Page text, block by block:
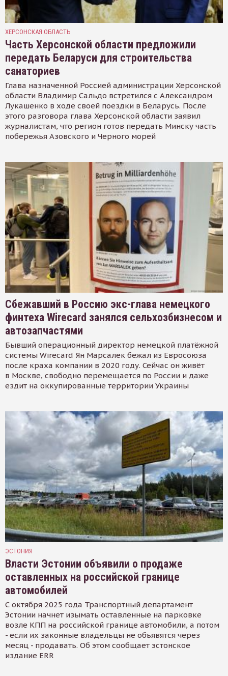
ХЕРСОНСКАЯ ОБЛАСТЬ
Часть Херсонской области предложили
передать Беларуси для строительства
санаториев
Глава назначенной Россией администрации Херсонской
области Владимир Сальдо встретился с Александром
Лукашенко в ходе своей поездки в Беларусь. После
этого разговора глава Херсонской области заявил
журналистам, что регион готов передать Минску часть
побережья Азовского и Черного морей
Сбежавший в Россию экс-глава немецкого
финтеха Wirecard занялся сельхозбизнесом и
автозапчастями
Бывший операционный директор немецкой платёжной
системы Wirecard Ян Марсалек бежал из Евросоюза
после краха компании в 2020 году. Сейчас он живёт
в Москве, свободно перемещается по России и даже
ездит на оккупированные территории Украины
ЭСТОНИЯ
Власти Эстонии объявили о продаже
оставленных на российской границе
автомобилей
С октября 2025 года Транспортный департамент
Эстонии начнет изымать оставленные на парковке
возле КПП на российской границе автомобили, а потом
- если их законные владельцы не объявятся через
месяц - продавать. Об этом сообщает эстонское
издание ERR